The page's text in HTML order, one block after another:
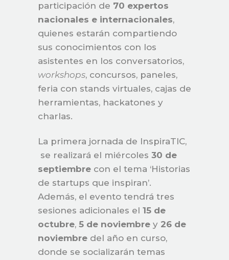
participación de 70 expertos
nacionales e internacionales,
quienes estarán compartiendo
sus conocimientos con los
asistentes en los conversatorios,
workshops, concursos, paneles,
feria con stands virtuales, cajas de
herramientas, hackatones y
charlas.
La primera jornada de InspiraTIC,
se realizará el miércoles 30 de
septiembre con el tema ‘Historias
de startups que inspiran’.
Además, el evento tendrá tres
sesiones adicionales el 15 de
octubre, 5 de noviembre y 26 de
noviembre del año en curso,
donde se socializarán temas